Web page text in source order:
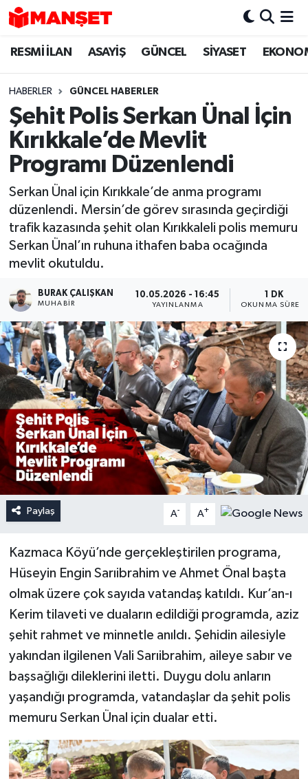
RESMİ İLAN ASAYİŞ GÜNCEL SİYASET
HABERLER GÜNCEL HABERLER
Şehit Polis Serkan Ünal İçin
Kırıkkale’de Mevlit
Programı Düzenlendi
Serkan Ünal için Kırıkkale’de anma programı
düzenlendi. Mersin’de görev sırasında geçirdiği
trafik kazasında şehit olan Kırıkkaleli polis memuru
Serkan Ünal’ın ruhuna ithafen baba ocağında
mevlit okutuldu.
BURAK ÇALIŞKAN
MUHABIR
10.05.2026 - 16:45
YAYINLANMA
1 DK
OKUNMA SÜRESI
Paylaş A- A+
Kazmaca Köyü’nde gerçekleştirilen programa,
Hüseyin Engin Sarıibrahim ve Ahmet Önal başta
olmak üzere çok sayıda vatandaş katıldı. Kur’an-ı
Kerim tilaveti ve duaların edildiği programda, aziz
şehit rahmet ve minnetle anıldı. Şehidin ailesiyle
yakından ilgilenen Vali Sarıibrahim, aileye sabır ve
başsağlığı dileklerini iletti. Duygu dolu anların
yaşandığı programda, vatandaşlar da şehit polis
memuru Serkan Ünal için dualar etti.
Hava Durumu
Trafik Durumu
Süper Lig Puan Durumu ve Fikstür
Tüm Manşetler
Son Dakika Haberleri
Haber Arşivi